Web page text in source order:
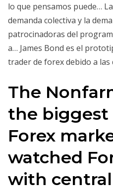
lo que pensamos puede…
demanda colectiva y la
patrocinadoras del
a… James Bond es el
trader de forex debido a
The
the biggest
Forex
watched
with central